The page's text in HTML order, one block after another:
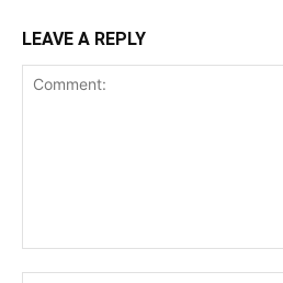
LEAVE A REPLY